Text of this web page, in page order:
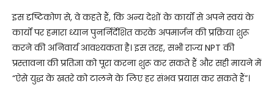
इस दृष्टिकोण से, वे कहते हैं, कि अन्य देशों के कार्यों से अपने स्वयं के
कार्यों पर हमारा ध्यान पुनर्निर्देशित करके अपमार्जन की प्रक्रिया शुरू
करने की अनिवार्य आवश्यकता है। इस तरह, सभी राज्य NPT की
प्रस्तावना की प्रतिज्ञा को पूरा करना शुरू कर सकते हैं और सही मायने में
“ऐसे युद्ध के खतरे को टालने के लिए हर संभव प्रयास कर सकते हैं”।